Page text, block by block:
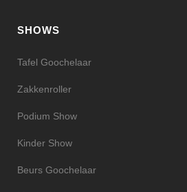
SHOWS
Tafel Goochelaar
Zakkenroller
Podium Show
Kinder Show
Beurs Goochelaar